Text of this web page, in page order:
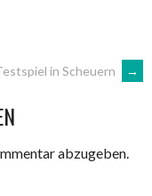
in Scheuern →
abzugeben.